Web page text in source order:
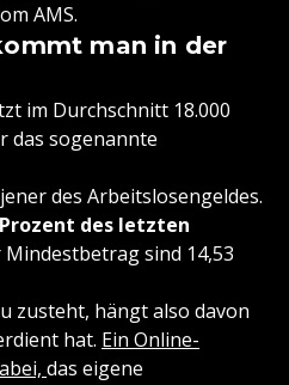
AMS.
man in der
im Durchschnitt 18.000
das sogenannte
des Arbeitslosengeldes.
des letzten
Mindestbetrag sind 14,53
zusteht, hängt also davon
hat. Ein Online-
das eigene